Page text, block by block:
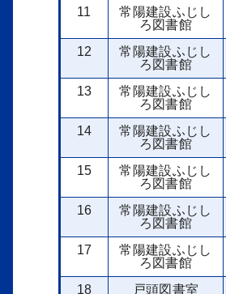
11
常陽建設ふじし
ろ図書館
12
常陽建設ふじし
ろ図書館
13
常陽建設ふじし
ろ図書館
14
常陽建設ふじし
ろ図書館
15
常陽建設ふじし
ろ図書館
16
常陽建設ふじし
ろ図書館
17
常陽建設ふじし
ろ図書館
18 戸頭図書室